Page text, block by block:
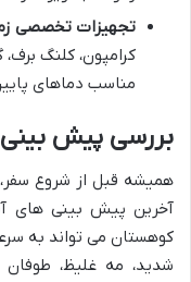
تجهیزات تخصصی
کرامپون، کلنگ
مناسب دماهای
بررسی پیش
همیشه قبل از شروع سفر،
آخرین پیش بینی های
کوهستان می تواند به
شدید، مه غلیظ،